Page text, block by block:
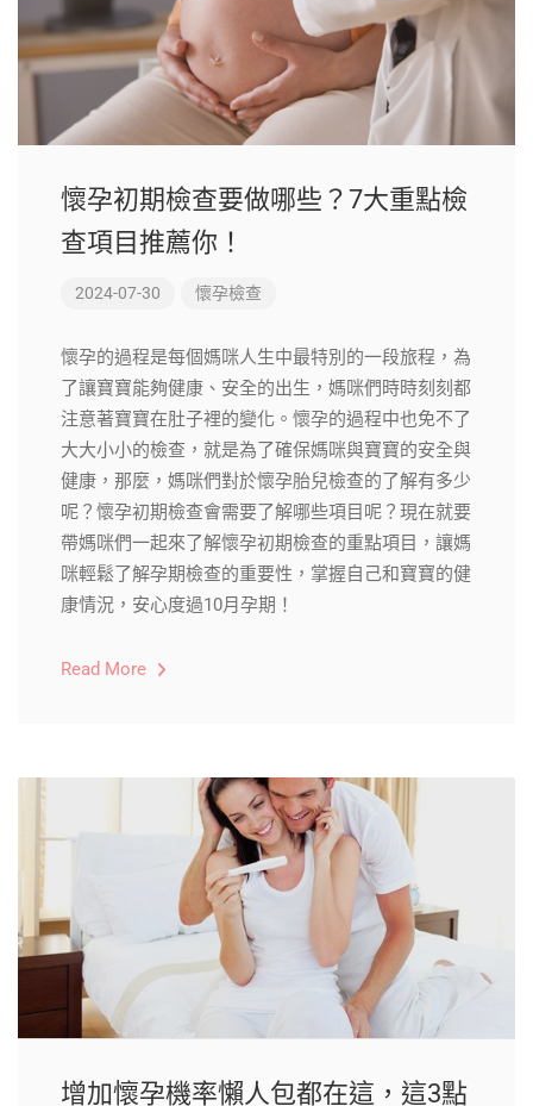
懷孕初期檢查要做哪些？7大重點檢
查項目推薦你！
2024-07-30 懷孕檢查
懷孕的過程是每個媽咪人生中最特別的一段旅程，為
了讓寶寶能夠健康、安全的出生，媽咪們時時刻刻都
注意著寶寶在肚子裡的變化。懷孕的過程中也免不了
大大小小的檢查，就是為了確保媽咪與寶寶的安全與
健康，那麼，媽咪們對於懷孕胎兒檢查的了解有多少
呢？懷孕初期檢查會需要了解哪些項目呢？現在就要
帶媽咪們一起來了解懷孕初期檢查的重點項目，讓媽
咪輕鬆了解孕期檢查的重要性，掌握自己和寶寶的健
康情況，安心度過10月孕期！
Read More
增加懷孕機率懶人包都在這，這3點